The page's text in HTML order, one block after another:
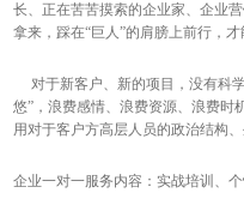
长、正在苦苦摸索的企业家、企业
拿来，踩在“巨人”的肩膀上前行，
对于新客户、新的项目，没有科
悠”，浪费感情、浪费资源、浪费时
用对于客户方高层人员的政治结构
企业一对一服务内容：实战培训、